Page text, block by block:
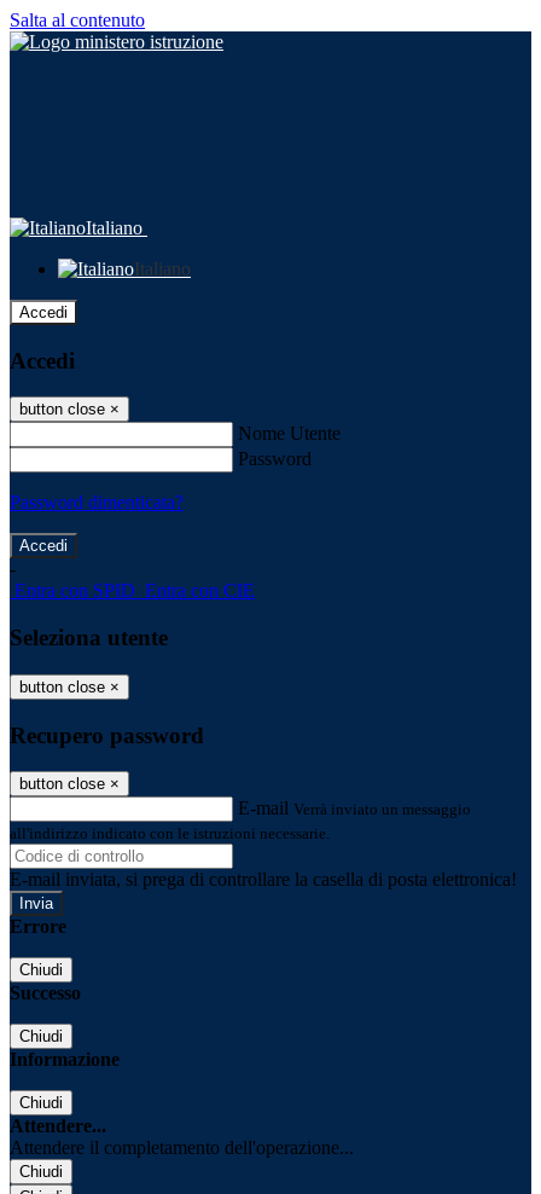
Salta al contenuto
Italiano
Italiano
Accedi
Accedi
button close ×
Nome Utente
Password
Password dimenticata?
-
Entra con SPID Entra con CIE
Seleziona utente
button close ×
Recupero password
button close ×
E-mail Verrà inviato un messaggio
all'indirizzo indicato con le istruzioni necessarie.
E-mail inviata, si prega di controllare la casella di posta elettronica!
Errore
Chiudi
Successo
Chiudi
Informazione
Chiudi
Attendere...
Attendere il completamento dell'operazione...
Chiudi